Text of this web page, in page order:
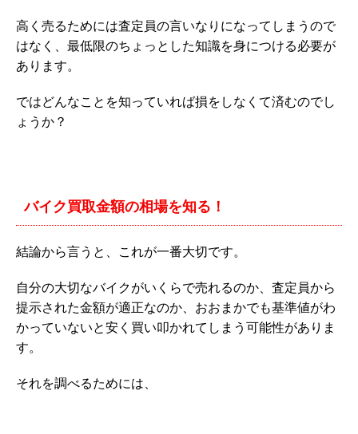
高く売るためには査定員の言いなりになってしまうので
はなく、最低限のちょっとした知識を身につける必要が
あります。
ではどんなことを知っていれば損をしなくて済むのでし
ょうか？
バイク買取金額の相場を知る！
結論から言うと、これが一番大切です。
自分の大切なバイクがいくらで売れるのか、査定員から
提示された金額が適正なのか、おおまかでも基準値がわ
かっていないと安く買い叩かれてしまう可能性がありま
す。
それを調べるためには、